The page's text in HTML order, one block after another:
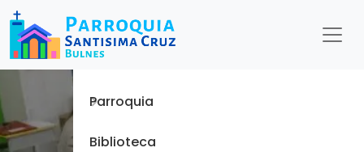
Menu
Inicio
Parroquia
Biblioteca